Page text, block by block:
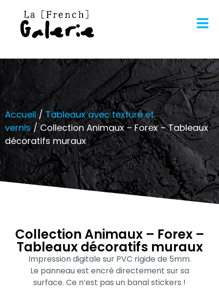
Accueil/Tableaux avec texture et
vernis/ Collection Animaux – Forex – Tableaux
décoratifs muraux
Collection Animaux – Forex –
Tableaux décoratifs muraux
Impression digitale sur PVC rigide de 5mm.
Le panneau est encré directement sur sa
surface. Ce n’est pas un banal stickers !